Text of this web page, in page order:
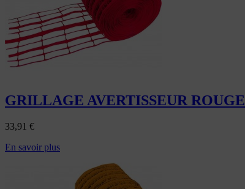
GRILLAGE AVERTISSEUR ROUGE
33,91 €
En savoir plus